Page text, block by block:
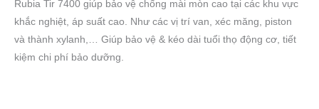
Rubia Tir 7400 giúp bảo vệ chống mài mòn cao tại các khu vực
khắc nghiệt, áp suất cao. Như các vị trí van, xéc măng, piston
và thành xylanh,… Giúp bảo vệ & kéo dài tuổi thọ động cơ, tiết
kiệm chi phí bảo dưỡng.